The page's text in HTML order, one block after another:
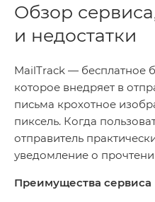
Обзор
и недостатки
MailTrack — бесплатное
которое внедряет в
письма крохотное
пиксель. Когда
отправитель
уведомление о
Преимущества сервиса